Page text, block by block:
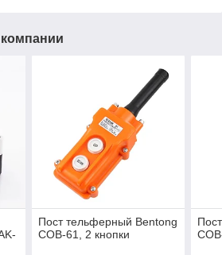
Пост тельферный Bentong
COB-61, 2 кнопки